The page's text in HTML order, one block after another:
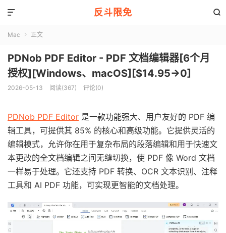
反斗限免 

Mac  正文
PDNob PDF Editor - PDF 文档编辑器[6个月
授权][Windows、macOS][$14.95→0]
2026-05-13 阅读(367) 评论(0)
PDNob PDF Editor 是一款功能强大、用户友好的 PDF 编
辑工具，可提供其 85% 的核心和高级功能。它提供灵活的
编辑模式，允许你在用于复杂布局的段落编辑和用于快速文
本更改的全文档编辑之间无缝切换，使 PDF 像 Word 文档
一样易于处理。它还支持 PDF 转换、OCR 文本识别、注释
工具和 AI PDF 功能，可实现更智能的文档处理。